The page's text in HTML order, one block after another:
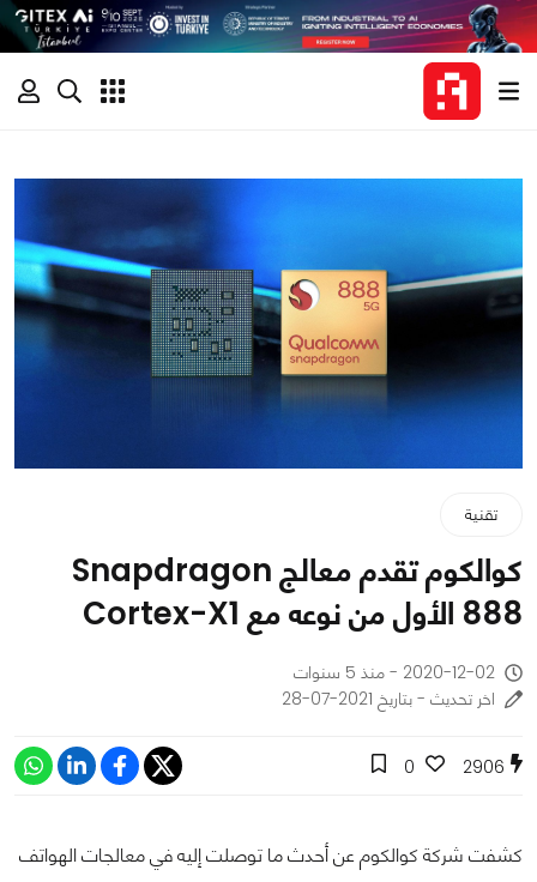
تقنية
كوالكوم تقدم معالج Snapdragon
888 الأول من نوعه مع Cortex-X1
2020-12-02 - منذ 5 سنوات
اخر تحديث - بتاريخ 2021-07-28
2906
0
كشفت شركة كوالكوم عن أحدث ما توصلت إليه في معالجات الهواتف